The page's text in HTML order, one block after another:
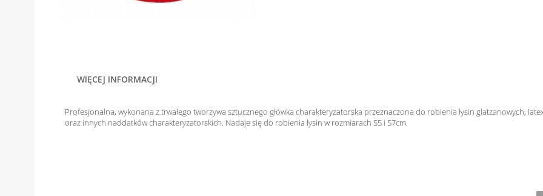
WIĘCEJ INFORMACJI
Profesjonalna, wykonana z trwałego tworzywa sztucznego główka charakteryzatorska przeznaczona do robienia łysin glatzanowych,
oraz innych naddatków charakteryzatorskich. Nadaje się do robienia łysin w rozmiarach 55 i 57cm.